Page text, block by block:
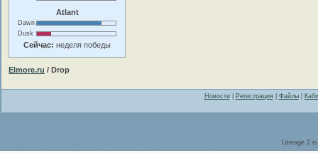
Atlant
Dawn
Dusk
Сейчас: неделя победы
Elmore.ru / Drop
Новости| Регистрация| Файлы|
Lineage 2